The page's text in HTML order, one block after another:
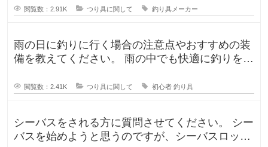
閲覧数：2.91K つり具に関して 釣り具メーカー
雨の日に釣りに行く場合の注意点やおすすめの装
備を教えてください。 雨の中でも快適に釣りを楽
閲覧数：2.41K つり具に関して 初心者 釣り具
シーバスをされる方に質問させてください。 シー
バスを始めようと思うのですが、シーバスロッド